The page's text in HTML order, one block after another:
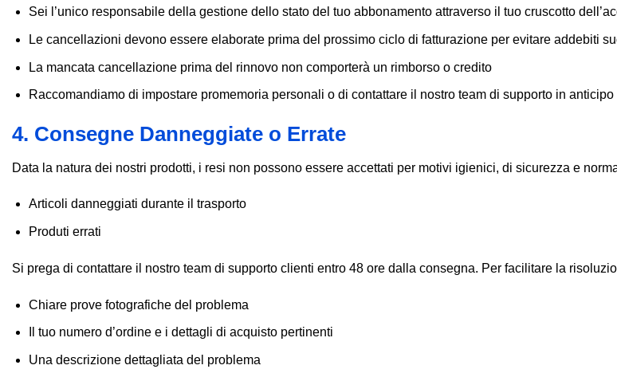
Sei l’unico responsabile della gestione dello stato del tuo abbonamento attraverso il tuo cruscotto
Le cancellazioni devono essere elaborate prima del prossimo ciclo di fatturazione per evitare addebiti
La mancata cancellazione prima del rinnovo non comporterà un rimborso o credito
Raccomandiamo di impostare promemoria personali o di contattare il nostro team di supporto in
4. Consegne Danneggiate o Errate
Data la natura dei nostri prodotti, i resi non possono essere accettati per motivi igienici, di sicurezza e
Articoli danneggiati durante il trasporto
Produti errati
Si prega di contattare il nostro team di supporto clienti entro 48 ore dalla consegna. Per facilitare la
Chiare prove fotografiche del problema
Il tuo numero d’ordine e i dettagli di acquisto pertinenti
Una descrizione dettagliata del problema